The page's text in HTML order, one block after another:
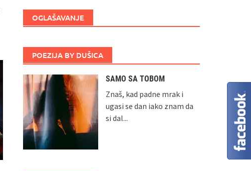
OGLAŠAVANJE
POEZIJA BY DUŠICA
SAMO SA TOBOM
Znaš, kad padne mrak i
ugasi se dan iako znam da
si dal...